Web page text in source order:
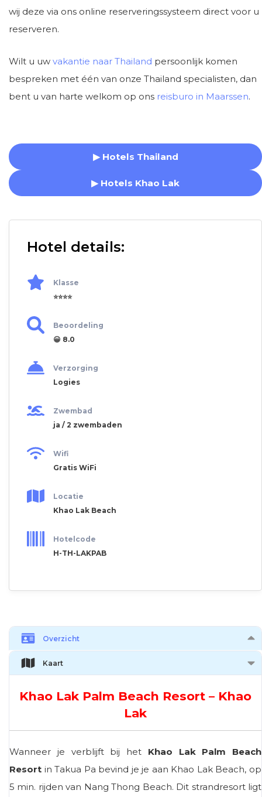
wij deze via ons online reserveringssysteem direct voor u
reserveren.
Wilt u uw vakantie naar Thailand persoonlijk komen
bespreken met één van onze Thailand specialisten, dan
bent u van harte welkom op ons reisburo in Maarssen.
▶ Hotels Thailand
▶ Hotels Khao Lak
Hotel details:
Klasse
⭐⭐⭐⭐
Beoordeling
😀 8.0
Verzorging
Logies
Zwembad
ja / 2 zwembaden
Wifi
Gratis WiFi
Locatie
Khao Lak Beach
Hotelcode
H-TH-LAKPAB
Overzicht
Kaart
Khao Lak Palm Beach Resort – Khao
Lak
Wanneer je verblijft bij het Khao Lak Palm Beach
Resort in Takua Pa bevind je je aan Khao Lak Beach, op
5 min. rijden van Nang Thong Beach. Dit strandresort ligt